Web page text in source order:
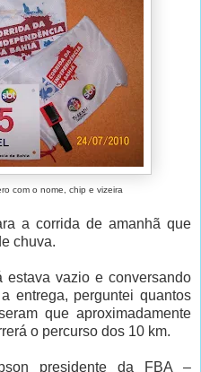
com o nome, chip e vizeira
a corrida de amanhã que
chuva.
vazio e conversando
entrega, perguntei quantos
que aproximadamente
o percurso dos 10 km.
presidente da FBA –